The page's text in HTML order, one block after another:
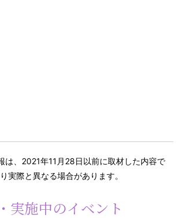
は、2021年11月28日以前に取材した内容で
実際と異なる場合があります。
実施中のイベント